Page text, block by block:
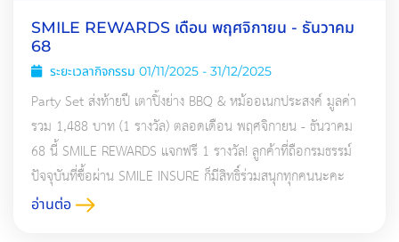
SMILE REWARDS เดือน พฤศจิกายน - ธันวาคม
68
ระยะเวลากิจกรรม 01/11/2025 - 31/12/2025
Party Set ส่งท้ายปี เตาปิ้งย่าง BBQ & หม้ออเนกประสงค์ มูลค่า
รวม 1,488 บาท (1 รางวัล) ตลอดเดือน พฤศจิกายน - ธันวาคม
68 นี้ SMILE REWARDS แจกฟรี 1 รางวัล! ลูกค้าที่ถือกรมธรรม์
ปัจจุบันที่ซื้อผ่าน SMILE INSURE ก็มีสิทธิ์ร่วมสนุกทุกคนนะคะ
อ่านต่อ